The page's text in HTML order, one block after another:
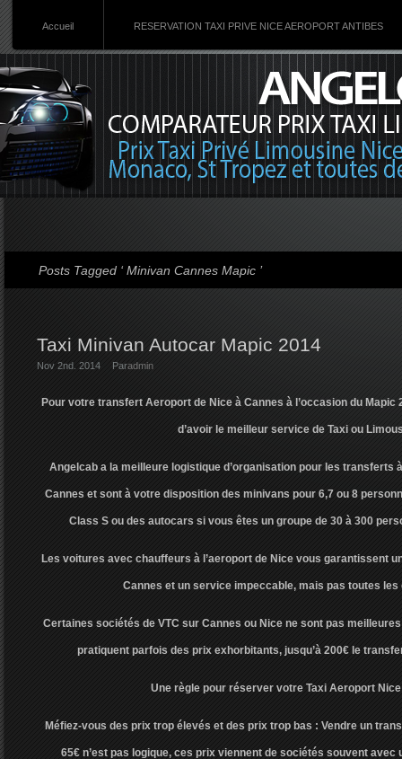
Accueil RESERVATION TAXI PRIVE NICE AEROPORT ANTIBES
Posts Tagged ‘ Minivan Cannes Mapic ’
Taxi Minivan Autocar Mapic 2014
Nov 2nd. 2014 Paradmin
Pour votre transfert Aeroport de Nice à Cannes à l’occasion du
d’avoir le meilleur service de Taxi ou
Angelcab a la meilleure logistique d’organisation pour les transferts
Cannes et sont à votre disposition des minivans pour 6,7 ou 8
Class S ou des autocars si vous êtes un groupe de 30 à 300
Les voitures avec chauffeurs à l’aeroport de Nice vous garantissent
Cannes et un service impeccable, mais pas toutes
Certaines sociétés de VTC sur Cannes ou Nice ne sont pas
pratiquent parfois des prix exhorbitants, jusqu’à 200€ le
Une règle pour réserver votre Taxi Aeroport
Méfiez-vous des prix trop élevés et des prix trop bas : Vendre un
65€ n’est pas logique, ces prix viennent de sociétés souvent avec